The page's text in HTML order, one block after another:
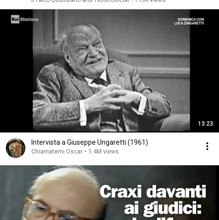
13:23
Intervista a Giuseppe Ungaretti (1961)
Chiamatemi Oscar • 1.4M views